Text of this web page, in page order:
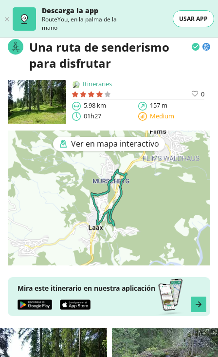
Descarga la app
RouteYou, en la palma de la
mano
USAR APP
Una ruta de senderismo
para disfrutar
Itineraries
0
5,98 km
157 m
01h27
Medium
Ver en mapa interactivo
Mira este itinerario en nuestra aplicación